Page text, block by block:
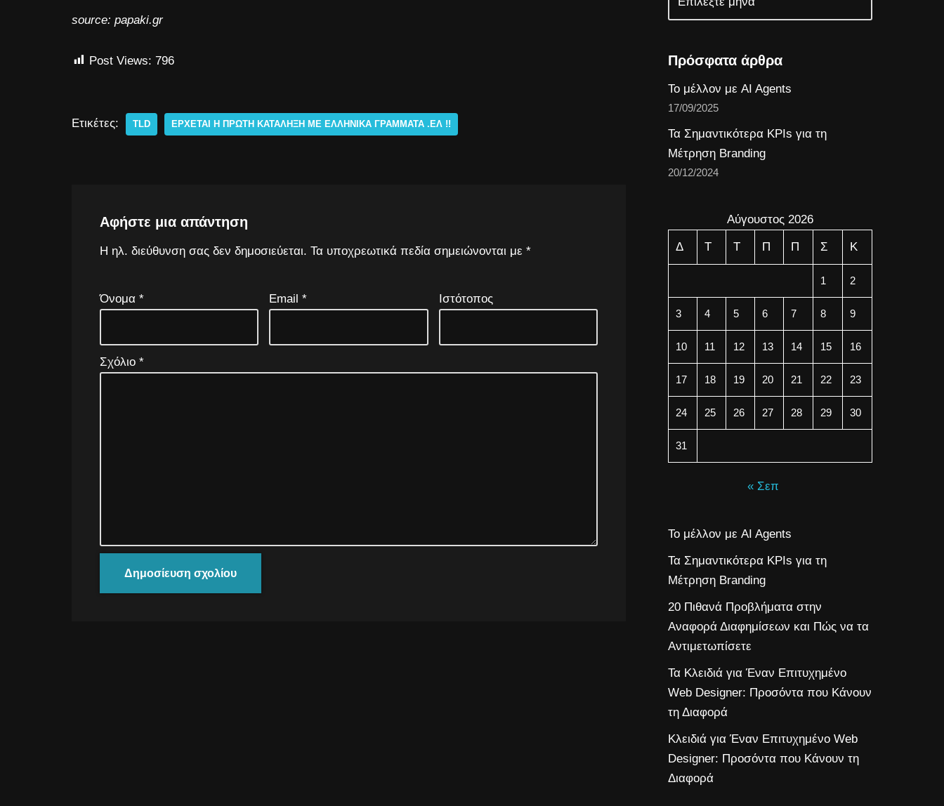
source: papaki.gr
Post Views: 796
Ετικέτες: TLD ΈΡΧΕΤΑΙ Η ΠΡΏΤΗ ΚΑΤΆΛΗΞΗ ΜΕ ΕΛΛΗΝΙΚΆ ΓΡΆΜΜΑΤΑ .ΕΛ !!
Αφήστε μια απάντηση
Η ηλ. διεύθυνση σας δεν δημοσιεύεται. Τα υποχρεωτικά πεδία σημειώνονται με *
Όνομα * Email* Ιστότοπος
Σχόλιο *
Πρόσφατα άρθρα
Το μέλλον με AI Agents
17/09/2025
Τα Σημαντικότερα KPIs για τη
Μέτρηση Branding
20/12/2024
Αύγουστος 2026
Δ Τ Τ Π Π Σ Κ
1 2
3 4 5 6 7 8 9
10 11 12 13 14 15 16
17 18 19 20 21 22 23
24 25 26 27 28 29 30
31
« Σεπ
Το μέλλον με AI Agents
Τα Σημαντικότερα KPIs για τη
Μέτρηση Branding
20 Πιθανά Προβλήματα στην
Αναφορά Διαφημίσεων και Πώς να τα
Αντιμετωπίσετε
Τα Κλειδιά για Έναν Επιτυχημένο
Web Designer: Προσόντα που Κάνουν
τη Διαφορά
Κλειδιά για Έναν Επιτυχημένο Web
Designer: Προσόντα που Κάνουν τη
Διαφορά